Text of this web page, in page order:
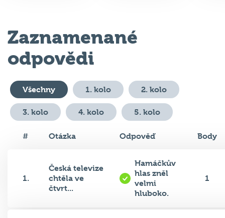
Zaznamenané
odpovědi
Všechny 1. kolo 2. kolo
3. kolo 4. kolo 5. kolo
# Otázka Odpověď Body
1.
Česká televize
chtěla ve
čtvrt...
Hamáčkův
hlas zněl
velmi
hluboko.
1